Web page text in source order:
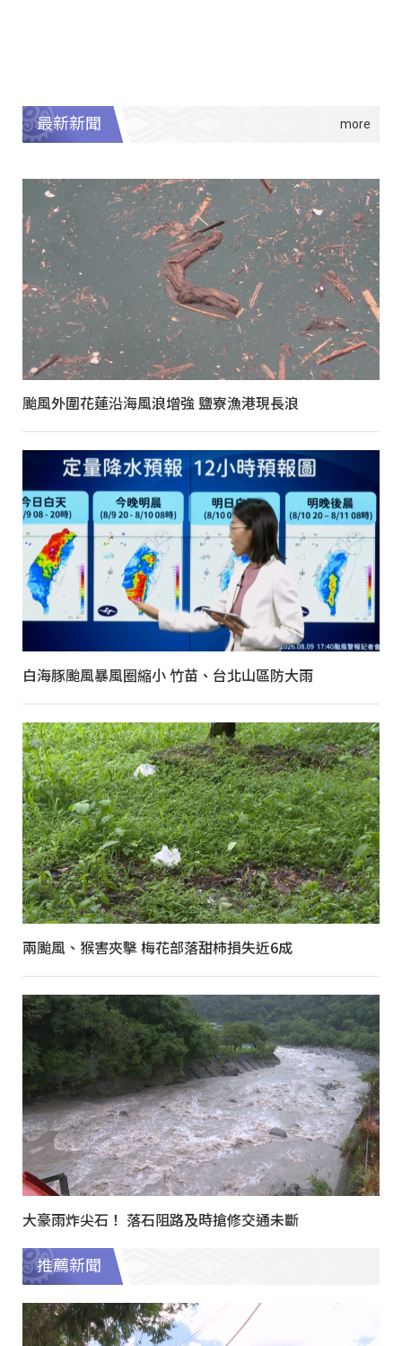
最新新聞
颱風外圍花蓮沿海風浪增強 鹽寮漁港現長浪
白海豚颱風暴風圈縮小 竹苗、台北山區防大雨
兩颱風、猴害夾擊 梅花部落甜柿損失近6成
大豪雨炸尖石！ 落石阻路及時搶修交通未斷
推薦新聞